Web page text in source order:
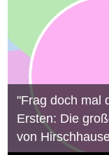
"Frag doch mal
Ersten: Die
von